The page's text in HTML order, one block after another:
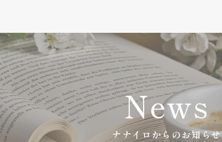
News
ナナイロからのお知らせ